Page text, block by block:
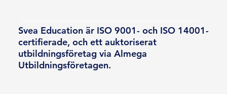
Svea Education är ISO 9001- och ISO 14001-
certifierade, och ett auktoriserat
utbildningsföretag via Almega
Utbildningsföretagen.